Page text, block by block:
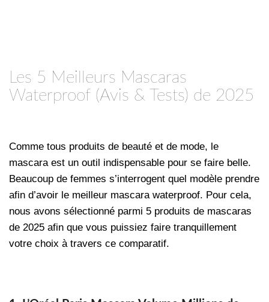
Les 5 Meilleurs Mascaras
Waterproof (Avis & Tests) de 2025
Comme tous produits de beauté et de mode, le
mascara est un outil indispensable pour se faire belle.
Beaucoup de femmes s’interrogent quel modèle prendre
afin d’avoir le meilleur mascara waterproof. Pour cela,
nous avons sélectionné parmi 5 produits de mascaras
de 2025 afin que vous puissiez faire tranquillement
votre choix à travers ce comparatif.